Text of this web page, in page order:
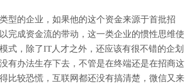
的企业，如果他的这个资金来源于首批招
完成资金流的带动，这一类企业的惯性思维使
式，除了IT人才之外，还应该有很不错的企划
有办法生存下去，不管是在终端还是在招商这
比较恐慌，互联网都还没有搞清楚，微信又来